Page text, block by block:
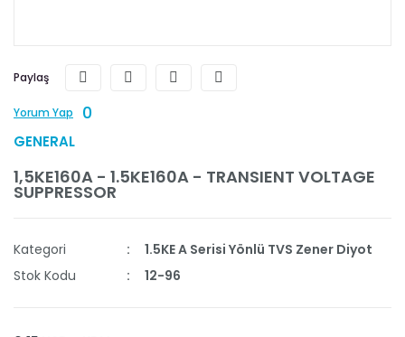
Paylaş
Yorum Yap 0
GENERAL
1,5KE160A - 1.5KE160A - TRANSIENT VOLTAGE
SUPPRESSOR
Kategori
1.5KE A Serisi Yönlü TVS Zener Diyot
Stok Kodu
12-96